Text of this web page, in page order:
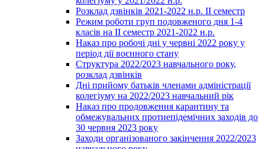
Розклад дзвінків 2021-2022 н.р. ІІ семестр
Режим роботи груп подовженого дня 1-4
класів на ІІ семестр 2021-2022 н.р.
Наказ про робочі дні у червні 2022 року у
період дії воєнного стану
Структура 2022/2023 навчального року,
розклад дзвінків
Дні прийому батьків членами адміністрації
колегіуму на 2022/2023 навчальний рік
Наказ про продовження карантину та
обмежувальних протиепідемічних заходів до
30 червня 2023 року
Заходи організованого закінчення 2022/2023